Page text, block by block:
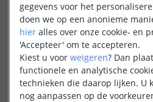
1M - Compleet profiel
Stucprofiel
(1 reviews)
gegevens voor het
doen we op een anonieme
hier alles over onze cookie- en
'Accepteer' om te accepteren.
Kiest u voor weigeren? Dan
functionele en analytische
technieken die daarop lijken. U
nog aanpassen op de